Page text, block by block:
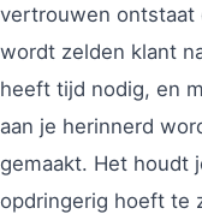
vertrouwen ontstaat
wordt zelden klant
heeft tijd nodig, en
aan je herinnerd
gemaakt. Het houdt
opdringerig hoeft te